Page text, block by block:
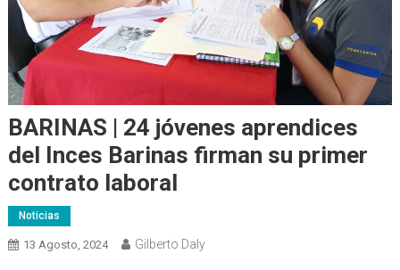
BARINAS | 24 jóvenes aprendices
del Inces Barinas firman su primer
contrato laboral
Noticias
13 Agosto, 2024 Gilberto Daly